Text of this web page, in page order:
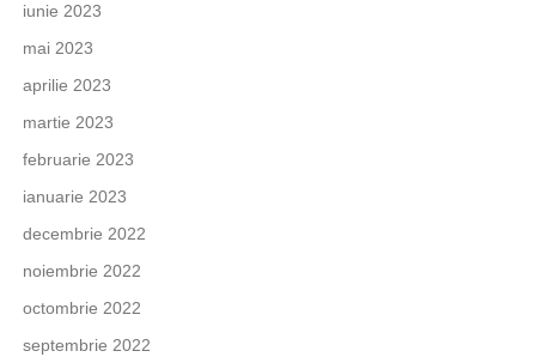
iunie 2023
mai 2023
aprilie 2023
martie 2023
februarie 2023
ianuarie 2023
decembrie 2022
noiembrie 2022
octombrie 2022
septembrie 2022